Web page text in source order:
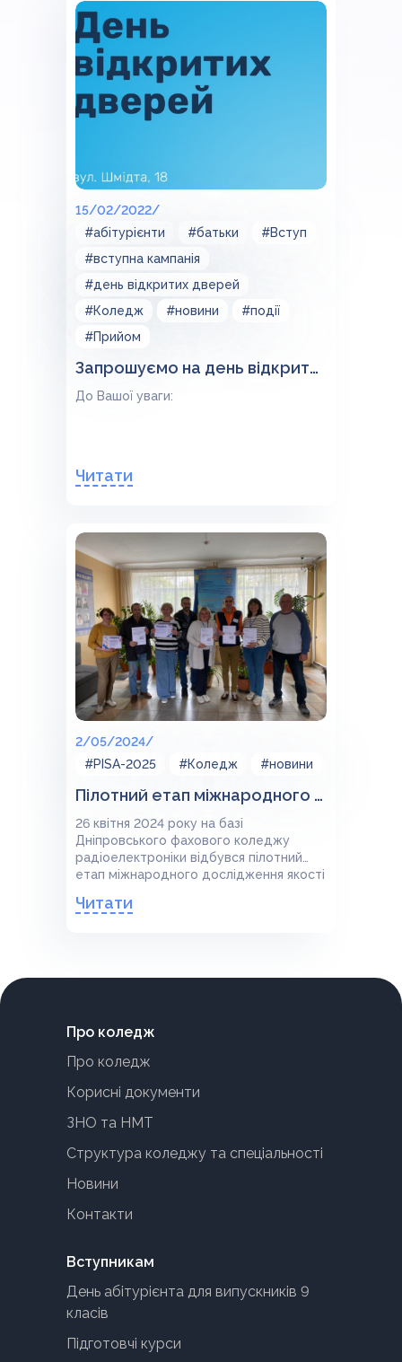
15/02/2022/
#абітурієнти
#батьки
#Вступ
#вступна кампанія
#день відкритих дверей
#Коледж
#новини
#події
#Прийом
Запрошуємо на день відкритих дверей 19.02.2022!
До Вашої уваги:
Читати
2/05/2024/
#PISA-2025
#Коледж #новини
Пілотний етап міжнародного дослідження якості освіти PISA-2025
26 квітня 2024 року на базі
Дніпровського фахового коледжу
радіоелектроніки відбувся пілотний
етап міжнародного дослідження якості
Читати
Про коледж
Про коледж
Корисні документи
ЗНО та НМТ
Структура коледжу та спеціальності
Новини
Контакти
Вступникам
День абітурієнта для випускників 9
класів
Підготовчі курси